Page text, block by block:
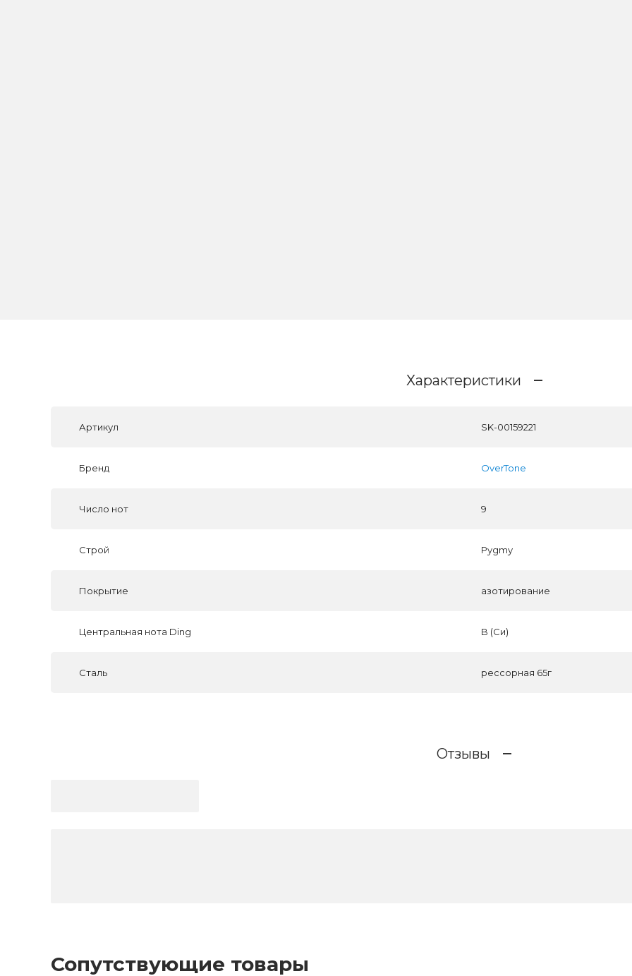
Характеристики
Артикул SK-00159221
Бренд OverTone
Число нот 9
Строй Pygmy
Покрытие азотирование
Центральная нота Ding B (Си)
Сталь рессорная 65г
Отзывы
Сопутствующие товары